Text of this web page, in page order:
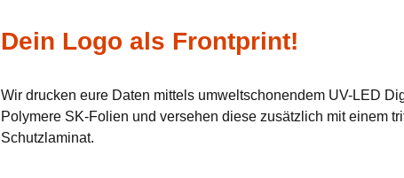
Dein Logo als Frontprint!
Wir drucken eure Daten mittels umweltschonendem UV-LED
Polymere SK-Folien und versehen diese zusätzlich mit einem
Schutzlaminat.